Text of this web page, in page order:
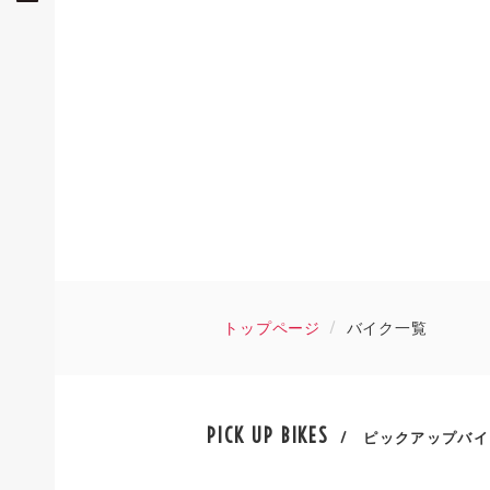
トップページ バイク一覧
PICK UP BIKES / ピックアップバ